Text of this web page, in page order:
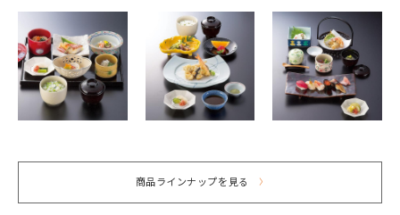
商品ラインナップを見る